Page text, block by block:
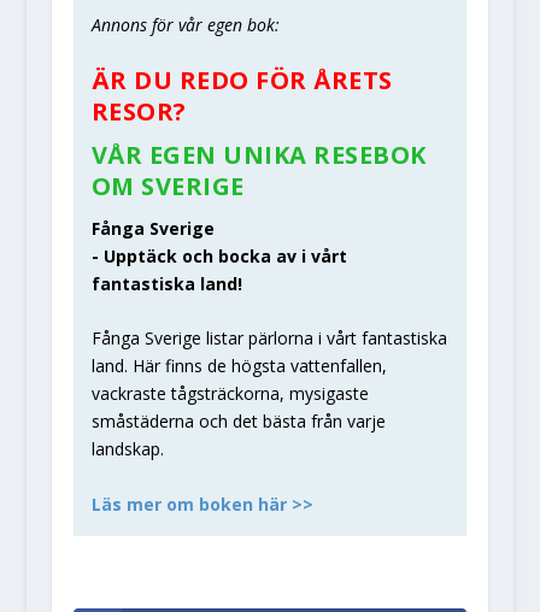
Annons för vår egen bok:
ÄR DU REDO FÖR ÅRETS
RESOR?
VÅR EGEN UNIKA RESEBOK
OM SVERIGE
Fånga Sverige
- Upptäck och bocka av i vårt
fantastiska land!
Fånga Sverige listar pärlorna i vårt fantastiska
land. Här finns de högsta vattenfallen,
vackraste tågsträckorna, mysigaste
småstäderna och det bästa från varje
landskap.
Läs mer om boken här >>